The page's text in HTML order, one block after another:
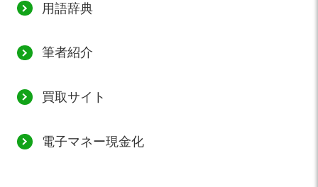
用語辞典
筆者紹介
買取サイト
電子マネー現金化